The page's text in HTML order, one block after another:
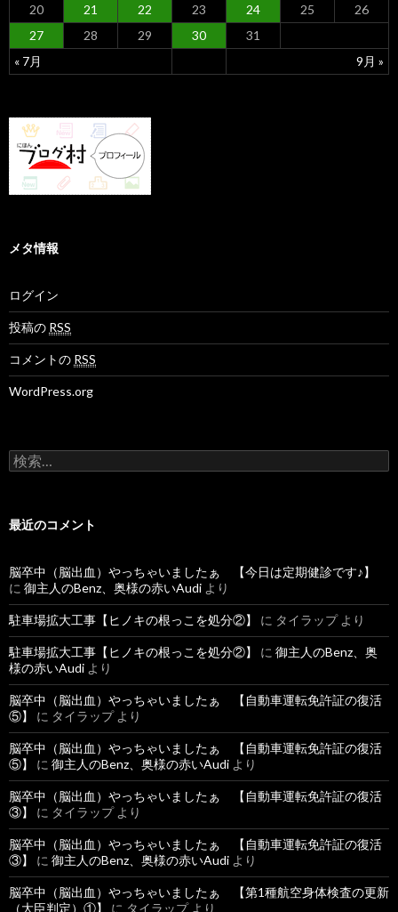
« 7月 9月 »
20
21 22 23 24 25
26
27
28 29 30 31
メタ情報
ログイン
投稿の RSS
コメントの RSS
WordPress.org
検
索
最近のコメント
脳卒中（脳出血）やっちゃいましたぁ 【今日は定期健診です♪】
に 御主人のBenz、奥様の赤いAudi より
駐車場拡大工事【ヒノキの根っこを処分②】 に タイラップより
駐車場拡大工事【ヒノキの根っこを処分②】 に 御主人のBenz、奥
様の赤いAudi より
脳卒中（脳出血）やっちゃいましたぁ 【自動車運転免許証の復活
⑤】
に タイラップより
脳卒中（脳出血）やっちゃいましたぁ 【自動車運転免許証の復活
⑤】
に 御主人のBenz、奥様の赤いAudi より
脳卒中（脳出血）やっちゃいましたぁ 【自動車運転免許証の復活
③】
に タイラップより
脳卒中（脳出血）やっちゃいましたぁ 【自動車運転免許証の復活
③】
に 御主人のBenz、奥様の赤いAudi より
脳卒中（脳出血）やっちゃいましたぁ 【第1種航空身体検査の更新
（大臣判定）①】
に タイラップより